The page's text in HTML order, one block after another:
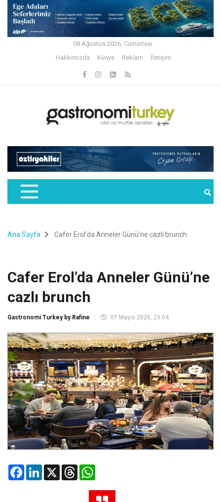
08 Ağustos 2026, Cumartesi
Hakkımızda
Künye Reklam İletişim
Ana Sayfa Cafer Erol’da Anneler Günü’ne cazlı brunch
Cafer Erol’da Anneler Günü’ne
cazlı brunch
Gastronomi Turkey by Rafine 07 Mayıs 2026, 23:04
FacebookLinkedIn
X Threads